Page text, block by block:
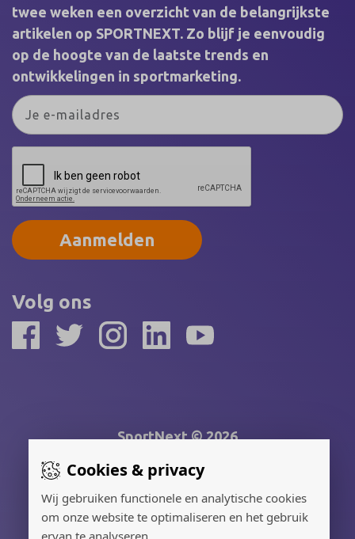
Cookies & privacy
Wij gebruiken functionele en analytische cookies
om onze website te optimaliseren en het gebruik
ervan te analyseren.
twee weken een overzicht van de belangrijkste
artikelen op SPORTNEXT. Zo blijf je eenvoudig
op de hoogte van de laatste trends en
ontwikkelingen in sportmarketing.
Aanmelden
Volg ons
SportNext © 2026
Gerealiseerd door:
Adverteren